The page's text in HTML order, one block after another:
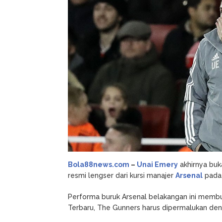
Akhirnya
Buka
Suara
Bola88news.com – Unai Emery akhirnya
resmi lengser dari kursi manajer Arsenal
Performa buruk Arsenal belakangan ini
Terbaru, The Gunners harus dipermalukan